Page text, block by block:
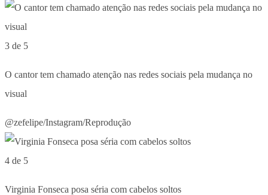
3 de 5
O cantor tem chamado atenção nas redes sociais pela mudança no
visual
@zefelipe/Instagram/Reprodução
4 de 5
Virginia Fonseca posa séria com cabelos soltos